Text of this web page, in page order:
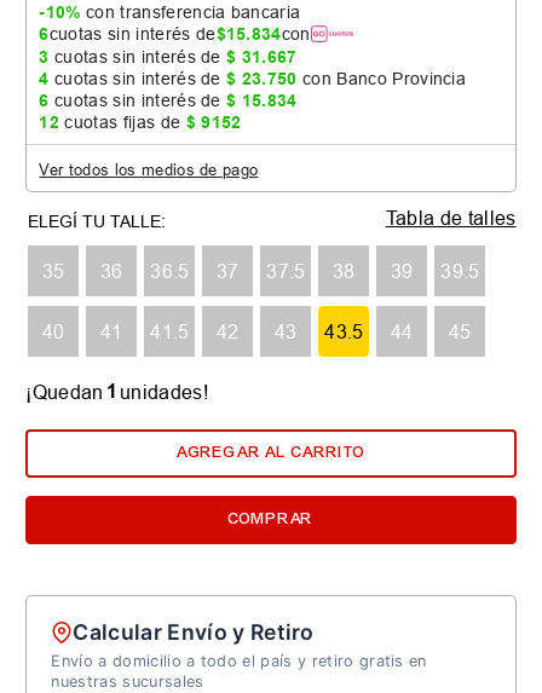
-10% con transferencia bancaria
6cuotas sin interés de$15.834con
3 cuotas sin interés de$ 31.667
4 cuotas sin interés de$ 23.750 con Banco Provincia
6 cuotas sin interés de$ 15.834
12 cuotas fijas de $ 9152
Ver todos los medios de pago
35 36 36.5 37 37.5 38 39 39.5
40 41 41.5 42 43 43.5 44 45
Tabla de talles
¡Quedan 1 unidades!
AGREGAR AL CARRITO
COMPRAR
Calcular Envío y Retiro
Envío a domicilio a todo el país y retiro gratis en
nuestras sucursales